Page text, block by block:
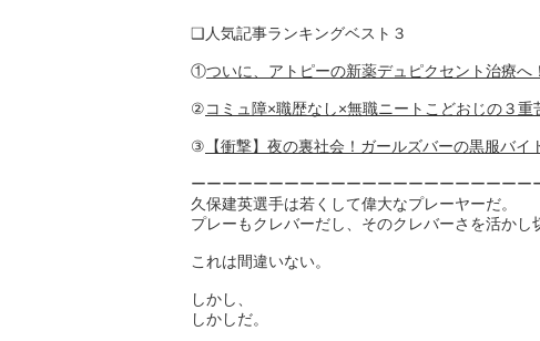
❑人気記事ランキングベスト３
①ついに、アトピーの新薬デュピクセント治療へ
②コミュ障×職歴なし×無職ニートこどおじの３
③ 【衝撃】夜の裏社会！ガールズバーの黒服バイ
ーーーーーーーーーーーーーーーーーーーーーー
久保建英選手は若くして偉大なプレーヤーだ。
プレーもクレバーだし、そのクレバーさを活かし
これは間違いない。
しかし、
しかしだ。